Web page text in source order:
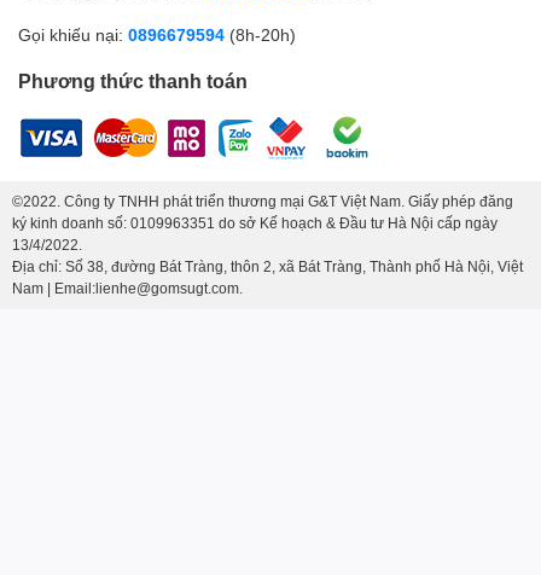
Gọi khiếu nại: 0896679594 (8h-20h)
Phương thức thanh toán
©2022. Công ty TNHH phát triển thương mại G&T Việt Nam. Giấy phép đăng
ký kinh doanh số: 0109963351 do sở Kế hoạch & Đầu tư Hà Nội cấp ngày
13/4/2022.
Địa chỉ: Số 38, đường Bát Tràng, thôn 2, xã Bát Tràng, Thành phố Hà Nội, Việt
Nam | Email:lienhe@gomsugt.com.